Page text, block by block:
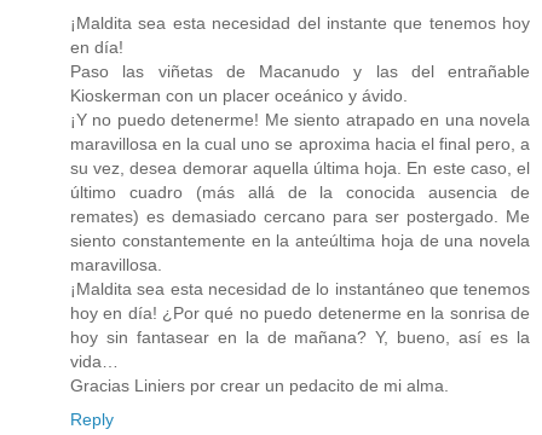
¡Maldita sea esta necesidad del instante que tenemos hoy
en día!
Paso las viñetas de Macanudo y las del entrañable
Kioskerman con un placer oceánico y ávido.
¡Y no puedo detenerme! Me siento atrapado en una novela
maravillosa en la cual uno se aproxima hacia el final pero, a
su vez, desea demorar aquella última hoja. En este caso, el
último cuadro (más allá de la conocida ausencia de
remates) es demasiado cercano para ser postergado. Me
siento constantemente en la anteúltima hoja de una novela
maravillosa.
¡Maldita sea esta necesidad de lo instantáneo que tenemos
hoy en día! ¿Por qué no puedo detenerme en la sonrisa de
hoy sin fantasear en la de mañana? Y, bueno, así es la
vida…
Gracias Liniers por crear un pedacito de mi alma.
Reply